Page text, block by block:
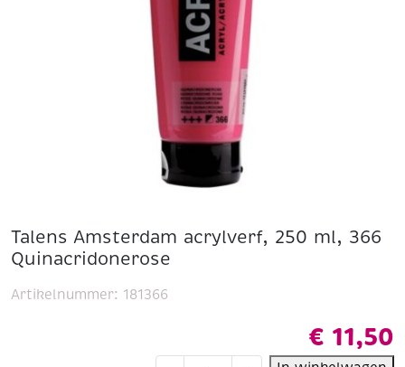
Talens Amsterdam acrylverf, 250 ml, 366
Quinacridonerose
€ 11,50
Artikelnummer: 181366